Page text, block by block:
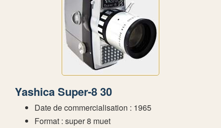
Yashica Super-8 30
Date de commercialisation : 1965
Format : super 8 muet